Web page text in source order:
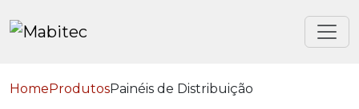
HomeProdutosPainéis de Distribuição